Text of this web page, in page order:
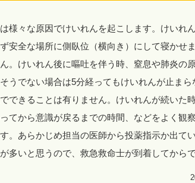
様々な原因でけいれんを起こします。けいれ
安全な場所に側臥位（横向き）にして寝かせ
。けいれん後に嘔吐を伴う時、窒息や肺炎の
うでない場合は5分経ってもけいれんが止ま
できることは有りません。けいれんが続いた
てから意識が戻るまでの時間、などをよく観
。あらかじめ担当の医師から投薬指示か出て
多いと思うので、救急救命士が到着してから